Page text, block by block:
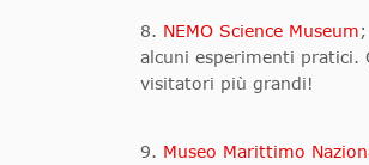
8. NEMO Science Museum
alcuni esperimenti pratici.
visitatori più grandi!
9. Museo Marittimo